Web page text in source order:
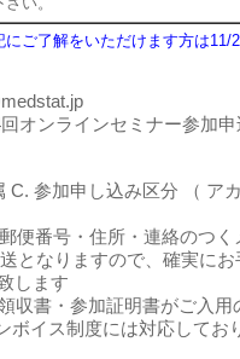
にご了解をいただけます方は11/
オンラインセミナー参加申
C. 参加申し込み区分 （
便番号・住所・連絡のつく
なりますので、確実にお
します
収書・参加証明書がご入用
度には対応しており